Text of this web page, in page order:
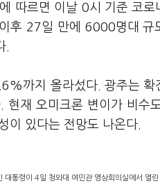
따르면 이날 0시 기준 코
후 27일 만에 6000명대 규
.
까지 올라섰다. 광주는
재 오미크론 변이가 비수
이 있다는 전망도 나온다.
대통령이 4일 청와대 여민관 영상회의실에서 열